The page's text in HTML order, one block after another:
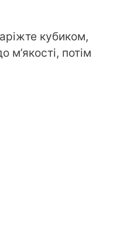
кубиком,
м’якості, потім